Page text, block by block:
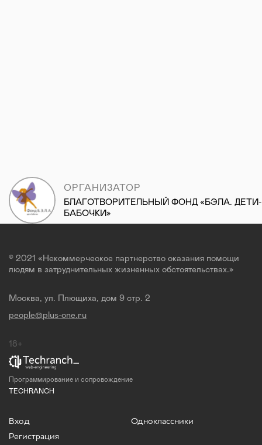
ОРГАНИЗАТОР
БЛАГОТВОРИТЕЛЬНЫЙ ФОНД «БЭЛА. ДЕТИ-
БАБОЧКИ»
© 2021 «Некоммерческое партнерство оказания помощи
людям в затруднительных жизненных обстоятельствах.»
Москва, ул. Плющиха, дом 9 стр. 2
people@plus-one.ru
18+
Программирование и сопровождение
TECHRANCH
Вход
Регистрация
Одноклассники